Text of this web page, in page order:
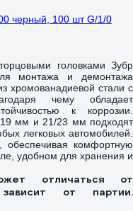
черный, 100 шт G/1/0
головками Зубр
монтажа и демонтажа
хромованадиевой стали с
чему обладает
к коррозии.
19 мм и 21/23 мм подходят
легковых автомобилей.
обеспечивая комфортную
удобном для хранения и
отличаться от
от партии.